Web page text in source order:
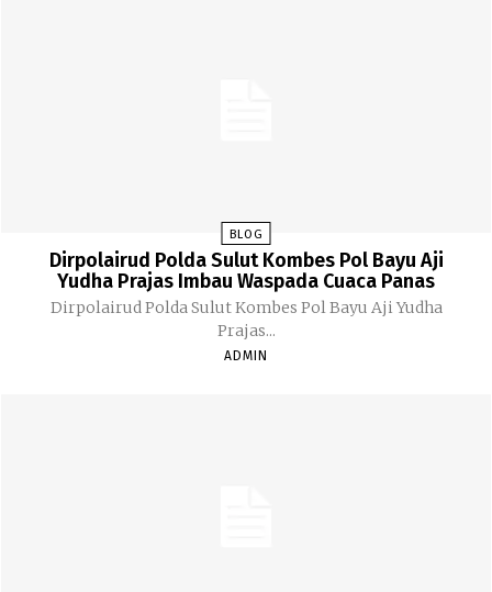
BLOG
Dirpolairud Polda Sulut Kombes Pol Bayu Aji
Yudha Prajas Imbau Waspada Cuaca Panas
Dirpolairud Polda Sulut Kombes Pol Bayu Aji Yudha
Prajas...
ADMIN